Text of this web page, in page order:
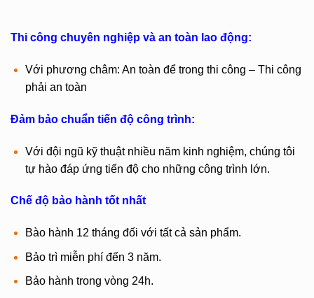
Thi công chuyên nghiệp và an toàn lao động:
Với phương châm: An toàn để trong thi công – Thi công
phải an toàn
Đảm bảo chuẩn tiến độ công trình:
Với đội ngũ kỹ thuật nhiều năm kinh nghiệm, chúng tôi
tự hào đáp ứng tiến độ cho những công trình lớn.
Chế độ bảo hành tốt nhất
Bào hành 12 tháng đối với tất cả sản phẩm.
Bảo trì miễn phí đến 3 năm.
Bảo hành trong vòng 24h.